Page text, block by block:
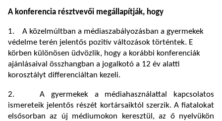
A konferencia résztvevői megállapítják, hogy
1. A közelmúltban a médiaszabályozásban a gyermekek
védelme terén jelentős pozitív változások történtek. E
körben különösen üdvözlik, hogy a korábbi konferenciák
ajánlásaival összhangban a jogalkotó a 12 év alatti
korosztályt differenciáltan kezeli.
2. A gyermekek a médiahasználattal kapcsolatos
ismereteik jelentős részét kortársaiktól szerzik. A fiatalokat
elsősorban az új médiumokon keresztül, az ő nyelvükön